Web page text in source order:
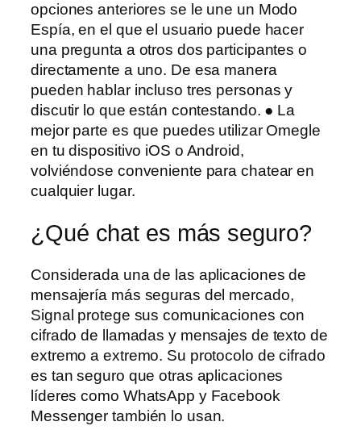
opciones anteriores se le une un Modo
Espía, en el que el usuario puede hacer
una pregunta a otros dos participantes o
directamente a uno. De esa manera
pueden hablar incluso tres personas y
discutir lo que están contestando. ● La
mejor parte es que puedes utilizar Omegle
en tu dispositivo iOS o Android,
volviéndose conveniente para chatear en
cualquier lugar.
¿Qué chat es más seguro?
Considerada una de las aplicaciones de
mensajería más seguras del mercado,
Signal protege sus comunicaciones con
cifrado de llamadas y mensajes de texto de
extremo a extremo. Su protocolo de cifrado
es tan seguro que otras aplicaciones
líderes como WhatsApp y Facebook
Messenger también lo usan.